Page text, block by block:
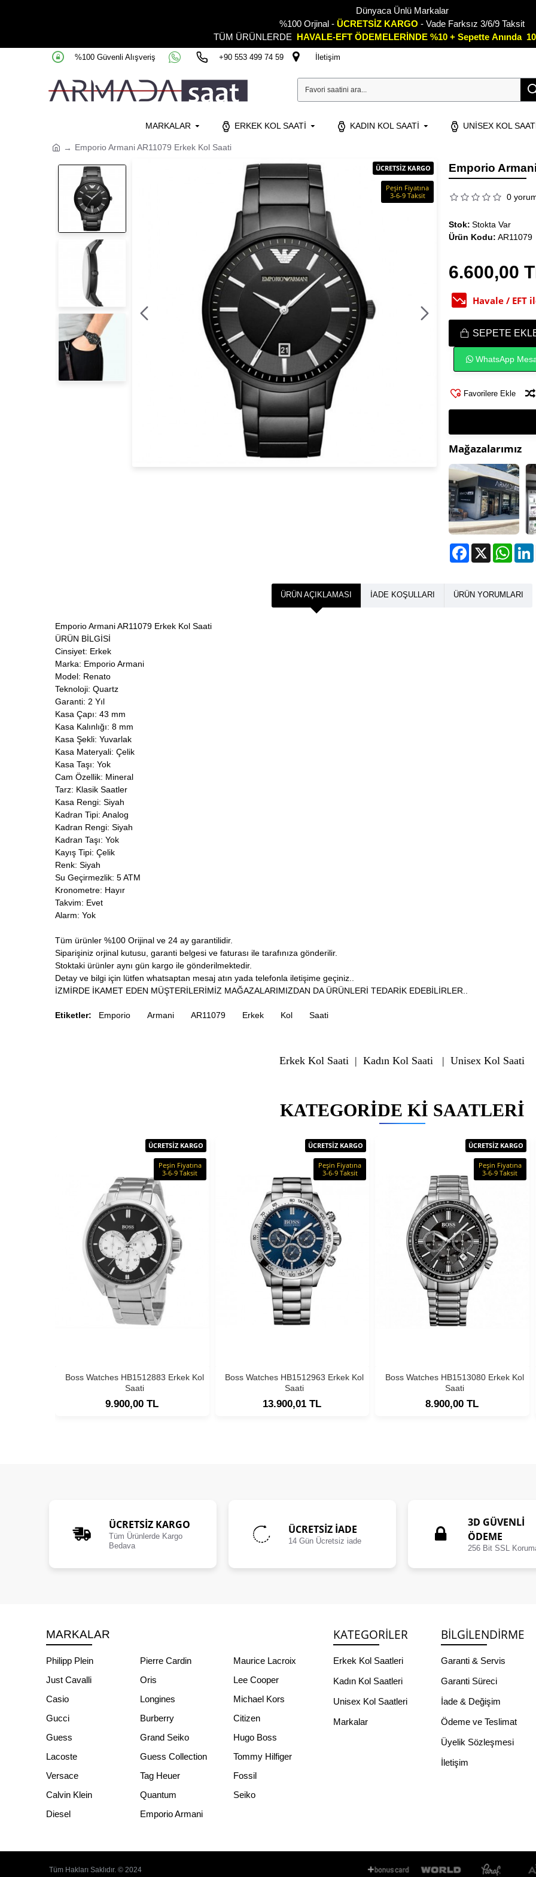
Dünyaca Ünlü Markalar
%100 Orjinal - ÜCRETSİZ KARGO - Vade Farksız 3/6/9 Taksit
TÜM ÜRÜNLERDE HAVALE-EFT ÖDEMELERİNDE %10 + Sepette Anında
%100 Güvenli Alışveriş +90 553 499 74 59 İletişim
MARKALAR ERKEK KOL SAATI KADIN KOL SAATI UNISEX KOL
Emporio Armani AR11079 Erkek Kol Saati
ÜCRETSİZ KARGO
Peşin Fiyatına
3-6-9 Taksit
Emporio
0
6.600,00
Havale / EFT
Stok: Stokta Var
Ürün Kodu: AR11079
SEPETE
WhatsApp
Favorilere Ekle
Mağazalarımız
Facebook
X
ÜRÜN AÇIKLAMASI İADE KOŞULLARI ÜRÜN YORUMLARI
Emporio Armani AR11079 Erkek Kol Saati
ÜRÜN BİLGİSİ
Cinsiyet: Erkek
Marka: Emporio Armani
Model: Renato
Teknoloji: Quartz
Garanti: 2 Yıl
Kasa Çapı: 43 mm
Kasa Kalınlığı: 8 mm
Kasa Şekli: Yuvarlak
Kasa Materyali: Çelik
Kasa Taşı: Yok
Cam Özellik: Mineral
Tarz: Klasik Saatler
Kasa Rengi: Siyah
Kadran Tipi: Analog
Kadran Rengi: Siyah
Kadran Taşı: Yok
Kayış Tipi: Çelik
Renk: Siyah
Su Geçirmezlik: 5 ATM
Kronometre: Hayır
Takvim: Evet
Alarm: Yok
Tüm ürünler %100 Orijinal ve 24 ay garantilidir.
Siparişiniz orjinal kutusu, garanti belgesi ve faturası ile tarafınıza gönderilir.
Stoktaki ürünler aynı gün kargo ile gönderilmektedir.
Detay ve bilgi için lütfen whatsaptan mesaj atın yada telefonla iletişime geçiniz..
İZMİRDE İKAMET EDEN MÜŞTERİLERİMİZ MAĞAZALARIMIZDAN DA ÜRÜNLERİ TEDARİK EDEBİLİRLER..
Etiketler: Emporio Armani AR11079 Erkek Kol Saati
Erkek Kol Saati | Kadın Kol Saati | Unisex Kol Saati
KATEGORIDE KI SAATLERI
ÜCRETSİZ KARGO
Peşin Fiyatına
3-6-9 Taksit
Boss Watches HB1512883 Erkek Kol
Saati
9.900,00 TL
ÜCRETSİZ KARGO
Peşin Fiyatına
3-6-9 Taksit
Boss Watches HB1512963 Erkek Kol
Saati
13.900,01 TL
ÜCRETSİZ KARGO
Peşin Fiyatına
3-6-9 Taksit
Boss Watches HB1513080 Erkek Kol
Saati
8.900,00 TL
ÜCRETSIZ KARGO
Tüm Ürünlerde Kargo
Bedava
ÜCRETSIZ İADE
14 Gün Ücretsiz iade
3D GÜVENLİ
ÖDEME
256 Bit SSL
MARKALAR
Philipp Plein Pierre Cardin
Maurice Lacroix
Just Cavalli
Oris
Lee Cooper
Casio
Longines
Michael Kors
Gucci
Burberry
Citizen
Guess
Grand Seiko
Hugo Boss
Lacoste
Guess Collection
Tommy Hilfiger
Versace
Tag Heuer
Fossil
Calvin Klein
Quantum
Seiko
Diesel
Emporio Armani
KATEGORILER
Erkek Kol Saatleri
Kadın Kol Saatleri
Unisex Kol Saatleri
Markalar
BILGILENDIRME
Garanti & Servis
Garanti Süreci
İade & Değişim
Ödeme ve Teslimat
Üyelik Sözleşmesi
İletişim
Tüm Hakları Saklıdır. © 2024